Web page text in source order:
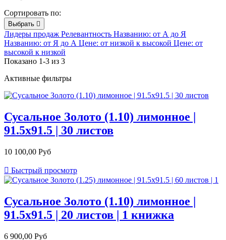
Сортировать по:
Выбрать 
Лидеры продаж Релевантность Названию: от А до Я
Названию: от Я до А Цене: от низкой к высокой Цене: от
высокой к низкой
Показано 1-3 из 3
Активные фильтры
Сусальное Золото (1.10) лимонное |
91.5х91.5 | 30 листов
10 100,00 Руб
 Быстрый просмотр
Сусальное Золото (1.10) лимонное |
91.5х91.5 | 20 листов | 1 книжка
6 900,00 Руб